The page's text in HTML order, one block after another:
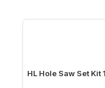
HL Hole Saw Set